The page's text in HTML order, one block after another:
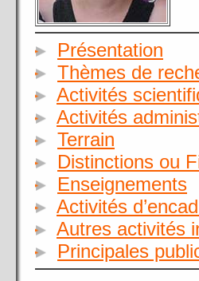
Présentation
Thèmes de
Activités
Activités
Terrain
Distinctions ou
Enseignements
Activités
Autres activités
Principales